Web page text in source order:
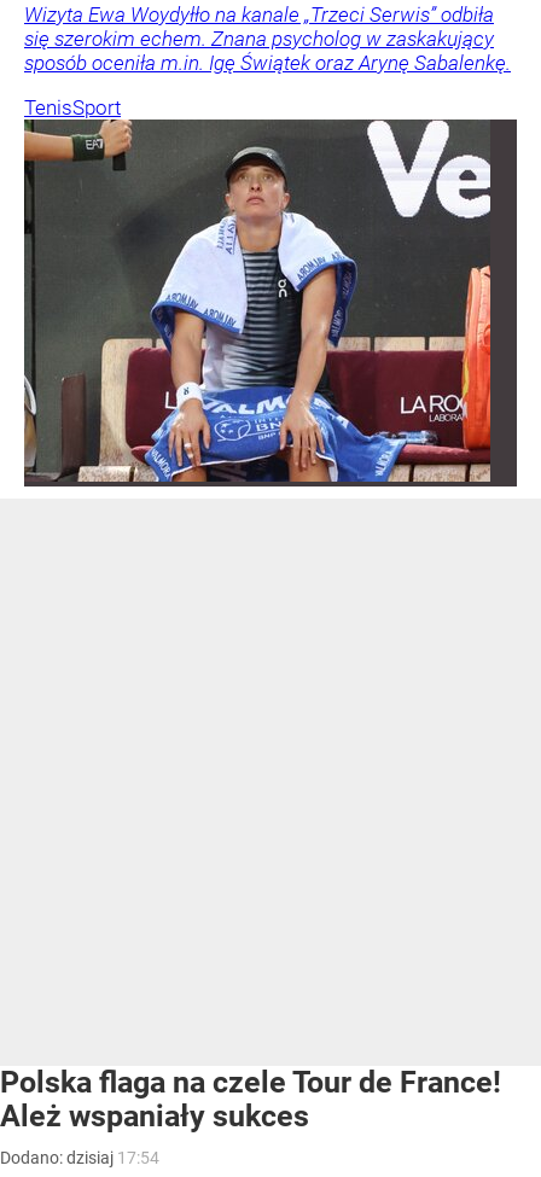
Wizyta Ewa Woydyłło na kanale „Trzeci Serwis” odbiła
się szerokim echem. Znana psycholog w zaskakujący
sposób oceniła m.in. Igę Świątek oraz Arynę Sabalenkę.
TenisSport
Polska flaga na czele Tour de France!
Ależ wspaniały sukces
Dodano:dzisiaj 17:54